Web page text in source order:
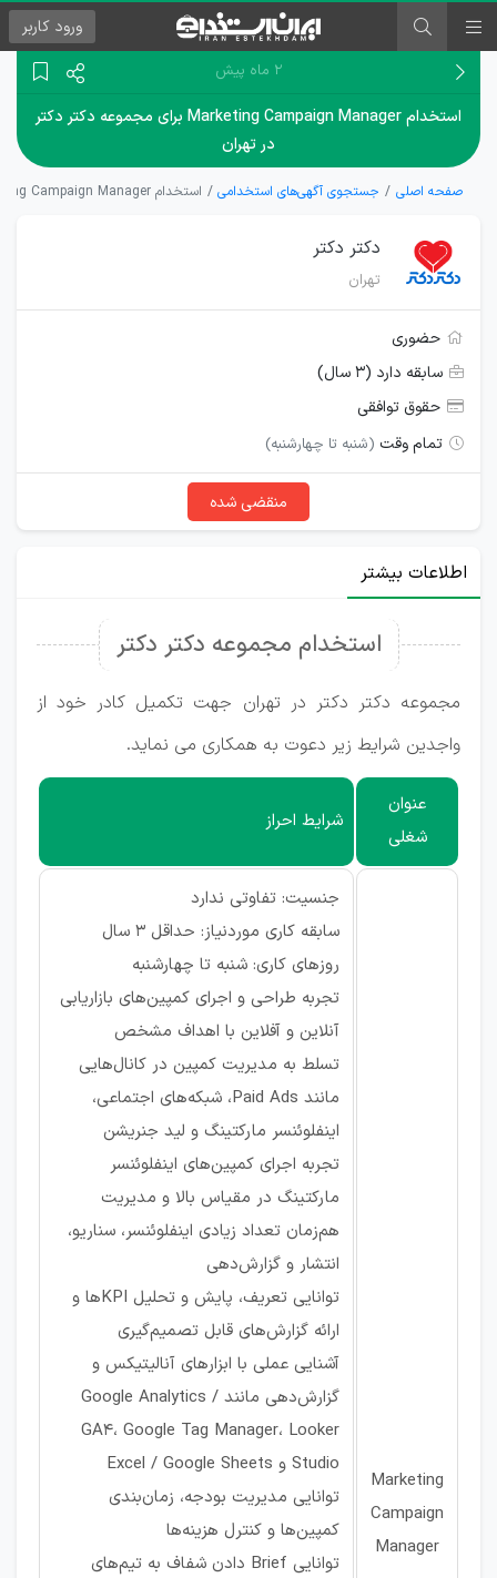
ورود کاربر
۲ ماه پیش
استخدام Marketing Campaign Manager برای مجموعه دکتر دکتر
در تهران
صفحه اصلی جستجوی آگهی‌های استخدامی استخدام Marketing Campaign Manager برای مجموعه دکتر دکتر در تهران
دکتر دکتر
تهران
حضوری
سابقه دارد (۳ سال)
حقوق توافقی
تمام وقت (شنبه تا چهارشنبه)
منقضی شده
اطلاعات بیشتر
استخدام مجموعه دکتر دکتر
مجموعه دکتر دکتر در تهران جهت تکمیل کادر خود از
واجدین شرایط زیر دعوت به همکاری می نماید.
عنوان
شغلی
شرایط احراز
Marketing
Campaign
Manager
جنسیت: تفاوتی ندارد
سابقه کاری موردنیاز: حداقل 3 سال
روزهای کاری: شنبه تا چهارشنبه
تجربه طراحی و اجرای کمپین‌های بازاریابی
آنلاین و آفلاین با اهداف مشخص
تسلط به مدیریت کمپین در کانال‌هایی
مانند Paid Ads، شبکه‌های اجتماعی،
اینفلوئنسر مارکتینگ و لید جنریشن
تجربه اجرای کمپین‌های اینفلوئنسر
مارکتینگ در مقیاس بالا و مدیریت
هم‌زمان تعداد زیادی اینفلوئنسر، سناریو،
انتشار و گزارش‌دهی
توانایی تعریف، پایش و تحلیل KPIها و
ارائه گزارش‌های قابل تصمیم‌گیری
آشنایی عملی با ابزارهای آنالیتیکس و
گزارش‌دهی مانند Google Analytics /
GA4، Google Tag Manager، Looker
Studio و Excel / Google Sheets
توانایی مدیریت بودجه، زمان‌بندی
کمپین‌ها و کنترل هزینه‌ها
توانایی Brief دادن شفاف به تیم‌های